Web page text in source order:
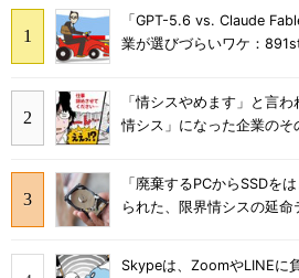
「GPT-5.6 vs. Claude
業が選びづらいワケ：
「情シスやめます」と言
情シス」になった企業のそ
「廃棄するPCからSSDを
られた、限界情シスの延命
Skypeは、ZoomやLINEに